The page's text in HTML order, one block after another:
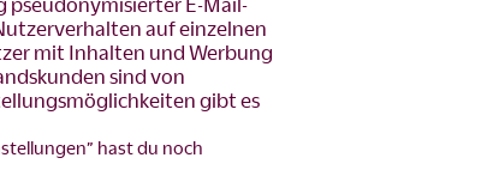
auf einzelnen
mit Inhalten und Werbung
sind von
gibt es
hast du noch